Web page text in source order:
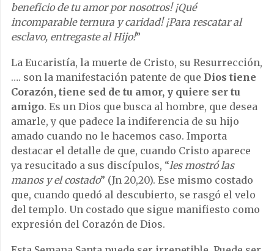
beneficio de tu amor por nosotros! ¡Qué
incomparable ternura y caridad! ¡Para rescatar al
esclavo, entregaste al Hijo!”
La Eucaristía, la muerte de Cristo, su Resurrección,
…. son la manifestación patente de que Dios tiene
Corazón, tiene sed de tu amor, y quiere ser tu
amigo. Es un Dios que busca al hombre, que desea
amarle, y que padece la indiferencia de su hijo
amado cuando no le hacemos caso. Importa
destacar el detalle de que, cuando Cristo aparece
ya resucitado a sus discípulos, “les mostró las
manos y el costado” (Jn 20,20). Ese mismo costado
que, cuando quedó al descubierto, se rasgó el velo
del templo. Un costado que sigue manifiesto como
expresión del Corazón de Dios.